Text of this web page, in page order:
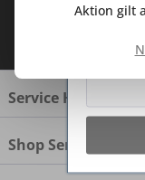
Ich habe
zur
Service Hotline
Shop Service
Aktion gilt